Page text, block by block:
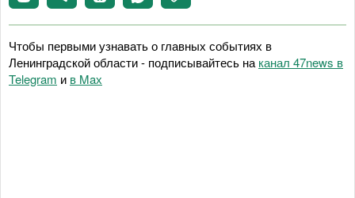
Чтобы первыми узнавать о главных событиях в
Ленинградской области - подписывайтесь на канал 47news в
Telegram и в Maх